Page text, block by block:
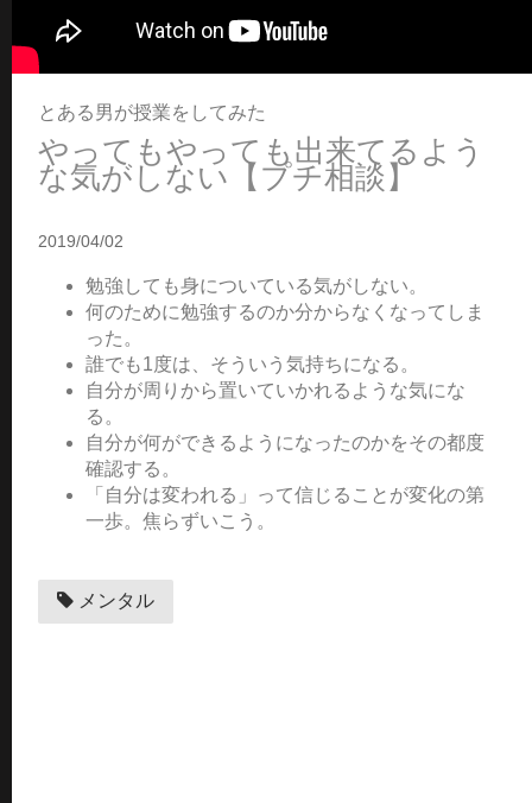
とある男が授業をしてみた
やってもやっても出来てるよう
な気がしない【プチ相談】
2019/04/02
勉強しても身についている気がしない。
何のために勉強するのか分からなくなってしま
った。
誰でも1度は、そういう気持ちになる。
自分が周りから置いていかれるような気にな
る。
自分が何ができるようになったのかをその都度
確認する。
「自分は変われる」って信じることが変化の第
一歩。焦らずいこう。
メンタル